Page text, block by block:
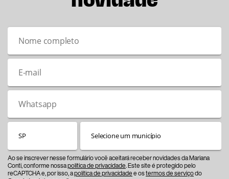
Ao se inscrever nesse formulário você aceitará receber novidades da Mariana
Conti, conforme nossapolítica de privacidade. Este site é protegido pelo
reCAPTCHA e, por isso, apolítica de privacidadee ostermos de serviçodo